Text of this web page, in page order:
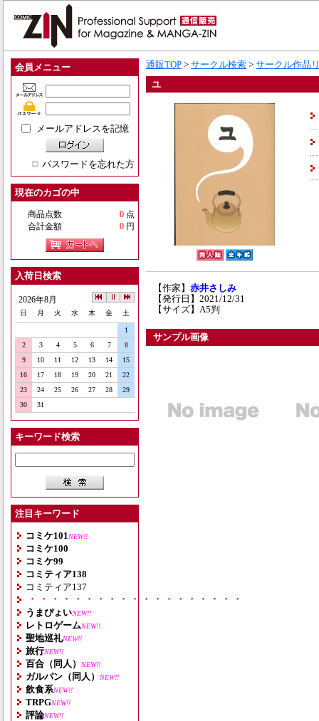
会員メニュー
メールアドレスを記憶
パスワードを忘れた方
現在のカゴの中
商品点数 0 点
合計金額
0 円
入荷日検索
2026年8月
日 月 火 水 木 金 土
1
2
3 4 5 6 7
8
9
10 11 12 13 14
15
16
17 18 19 20 21
22
23
24 25 26 27 28
29
30
31
キーワード検索
注目キーワード
コミケ101 NEW!!
コミケ100
コミケ99
コミティア138
コミティア137
・・・・・・・・・・・・・・・・・・・
うまぴょいNEW!!
レトロゲームNEW!!
聖地巡礼NEW!!
旅行NEW!!
百合（同人） NEW!!
ガルパン（同人） NEW!!
飲食系NEW!!
TRPGNEW!!
評論NEW!!
通販TOP > サークル検索 > サークル作品
ユ
【作家】 赤井さしみ
【発行日】2021/12/31
【サイズ】A5判
サンプル画像